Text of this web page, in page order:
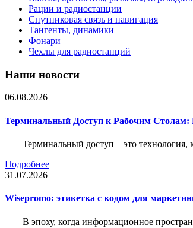
Рации и радиостанции
Спутниковая связь и навигация
Тангенты, динамики
Фонари
Чехлы для радиостанций
Наши новости
06.08.2026
Терминальный Доступ к Рабочим Столам:
Терминальный доступ – это технология,
Подробнее
31.07.2026
Wisepromo: этикетка c кодом для
В эпоху, когда информационное